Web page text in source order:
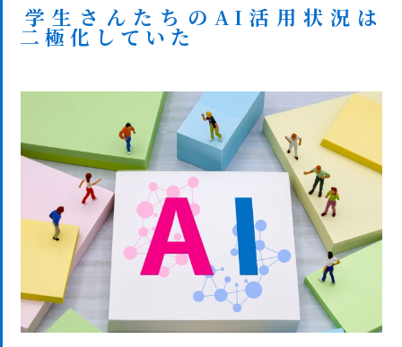
学生さんたちのAI活用状況は
二極化していた